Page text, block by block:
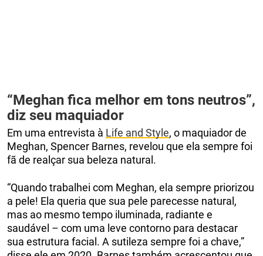
“Meghan fica melhor em tons neutros”,
diz seu maquiador
Em uma entrevista à Life and Style, o maquiador de
Meghan, Spencer Barnes, revelou que ela sempre foi
fã de realçar sua beleza natural.
“Quando trabalhei com Meghan, ela sempre priorizou
a pele! Ela queria que sua pele parecesse natural,
mas ao mesmo tempo iluminada, radiante e
saudável – com uma leve contorno para destacar
sua estrutura facial. A sutileza sempre foi a chave,”